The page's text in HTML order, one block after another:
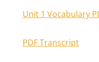
Unit 1 Vocabulary
PDF Transcript